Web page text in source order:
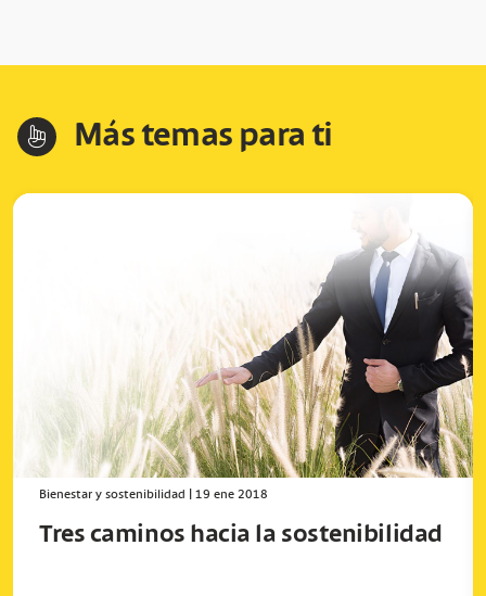
hand-index Más temas para ti
Bienestar y sostenibilidad 19 ene 2018
Tres caminos hacia la sostenibilidad